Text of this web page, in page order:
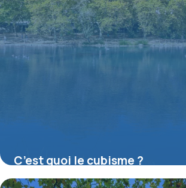
C’est quoi le cubisme ?
16 juillet 2026